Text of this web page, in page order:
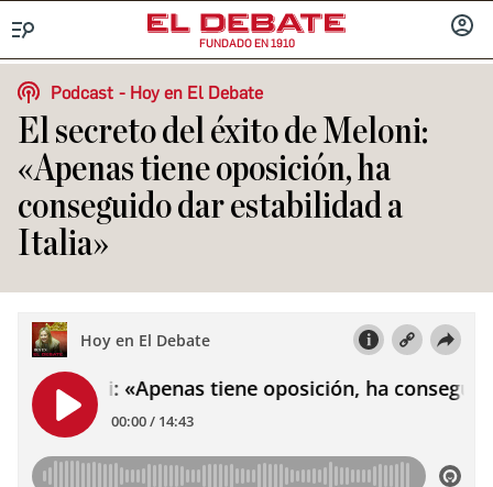
FUNDADO EN 1910
SESIÓN
Podcast
Hoy en El Debate
El secreto del éxito de Meloni:
«Apenas tiene oposición, ha
conseguido dar estabilidad a
Italia»